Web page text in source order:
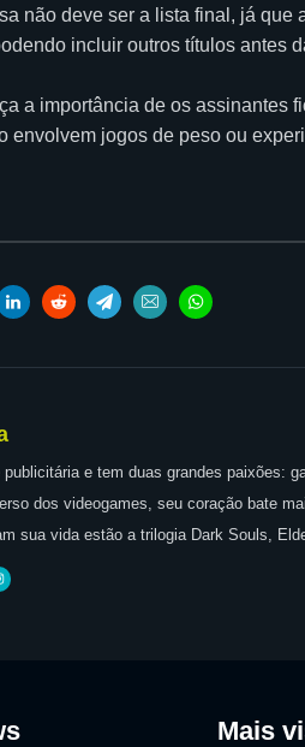
não deve ser a lista final, já que
incluir outros títulos antes
a importância de os assinantes
envolvem jogos de peso ou
publicitária e tem duas grandes paixões:
dos videogames, seu coração bate
sua vida estão a trilogia Dark Souls,
Mais